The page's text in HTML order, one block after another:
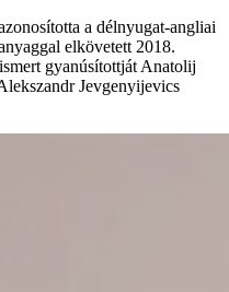
a délnyugat-angliai
elkövetett 2018.
gyanúsítottját Anatolij
Jevgenyijevics